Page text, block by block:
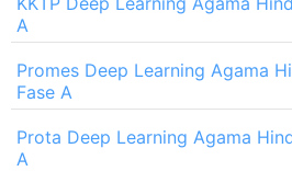
A
Promes Deep Learning Agama
Fase A
Prota Deep Learning Agama
A